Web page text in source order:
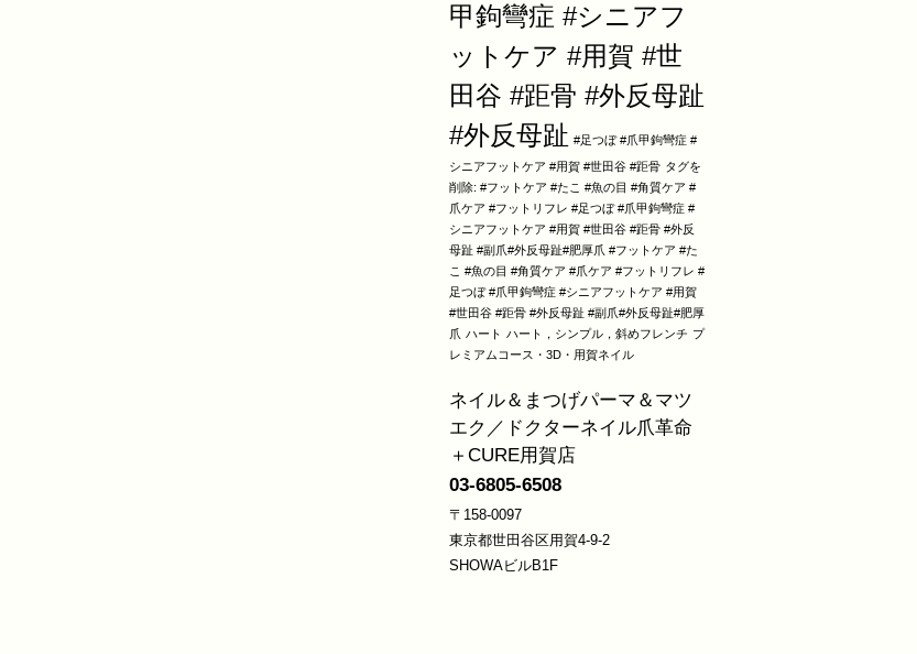
甲鉤彎症 #シニアフ
ットケア #用賀 #世
田谷 #距骨 #外反母趾
#外反母趾 #足つぼ #爪甲鉤彎症 #
シニアフットケア #用賀 #世田谷 #距骨 タグを
削除: #フットケア #たこ #魚の目 #角質ケア #
爪ケア #フットリフレ #足つぼ #爪甲鉤彎症 #
シニアフットケア #用賀 #世田谷 #距骨 #外反
母趾 #副爪#外反母趾#肥厚爪 #フットケア #た
こ #魚の目 #角質ケア #爪ケア #フットリフレ #
足つぼ #爪甲鉤彎症 #シニアフットケア #用賀
#世田谷 #距骨 #外反母趾 #副爪#外反母趾#肥厚
爪 ハート ハート，シンプル，斜めフレンチ プ
レミアムコース・3D・用賀ネイル
ネイル＆まつげパーマ＆マツ
エク／ドクターネイル爪革命
＋CURE用賀店
03-6805-6508
〒158-0097
東京都世田谷区用賀4-9-2
SHOWAビルB1F